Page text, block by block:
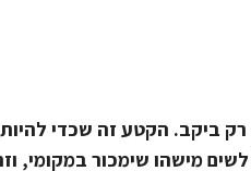
רק ביקב. הקטע זה שכדי
מישהו שימכור במקומי,